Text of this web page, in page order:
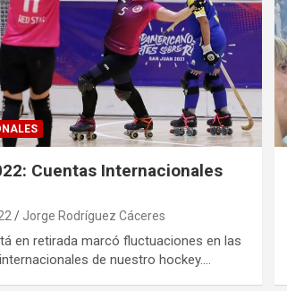
Cuentas Internacionales
Jorge Rodríguez Cáceres
en retirada marcó fluctuaciones en las
de nuestro hockey.…